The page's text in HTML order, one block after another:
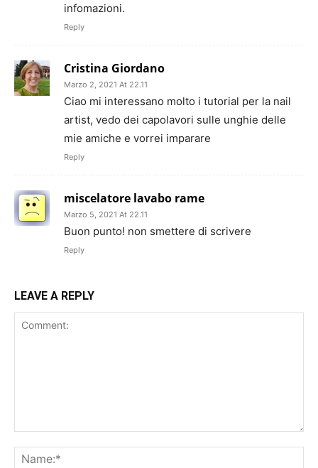
infomazioni.
Reply
Cristina Giordano
Marzo 2, 2021 At 22.11
Ciao mi interessano molto i tutorial per la nail
artist, vedo dei capolavori sulle unghie delle
mie amiche e vorrei imparare
Reply
miscelatore lavabo rame
Marzo 5, 2021 At 22.11
Buon punto! non smettere di scrivere
Reply
LEAVE A REPLY